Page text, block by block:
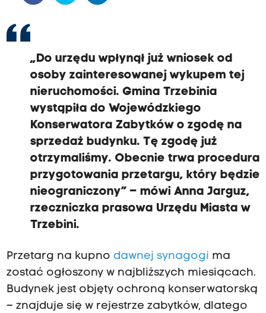
„Do urzędu wpłynął już wniosek od
osoby zainteresowanej wykupem tej
nieruchomości. Gmina Trzebinia
wystąpiła do Wojewódzkiego
Konserwatora Zabytków o zgodę na
sprzedaż budynku. Tę zgodę już
otrzymaliśmy. Obecnie trwa procedura
przygotowania przetargu, który będzie
nieograniczony” – mówi Anna Jarguz,
rzeczniczka prasowa Urzędu Miasta w
Trzebini.
Przetarg na kupno dawnej synagogi ma
zostać ogłoszony w najbliższych miesiącach.
Budynek jest objęty ochroną konserwatorską
– znajduje się w rejestrze zabytków, dlatego